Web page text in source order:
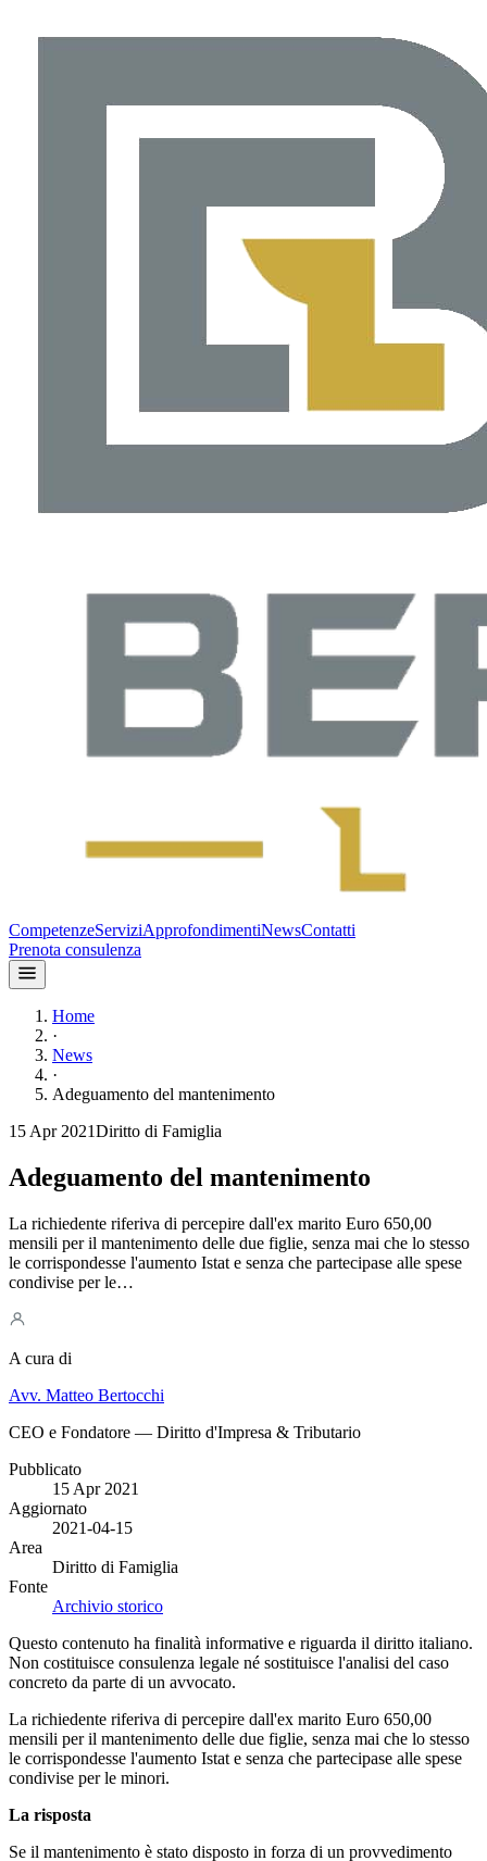
CompetenzeServiziApprofondimentiNewsContatti
Prenota consulenza
Home
·
News
·
Adeguamento del mantenimento
15 Apr 2021Diritto di Famiglia
Adeguamento del mantenimento
La richiedente riferiva di percepire dall'ex marito Euro 650,00
mensili per il mantenimento delle due figlie, senza mai che lo stesso
le corrispondesse l'aumento Istat e senza che partecipase alle spese
condivise per le…
A cura di
Avv. Matteo Bertocchi
CEO e Fondatore — Diritto d'Impresa & Tributario
Pubblicato
15 Apr 2021
Aggiornato
2021-04-15
Area
Diritto di Famiglia
Fonte
Archivio storico
Questo contenuto ha finalità informative e riguarda il diritto italiano.
Non costituisce consulenza legale né sostituisce l'analisi del caso
concreto da parte di un avvocato.
La richiedente riferiva di percepire dall'ex marito Euro 650,00
mensili per il mantenimento delle due figlie, senza mai che lo stesso
le corrispondesse l'aumento Istat e senza che partecipase alle spese
condivise per le minori.
La risposta
Se il mantenimento è stato disposto in forza di un provvedimento